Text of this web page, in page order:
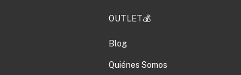
OUTLET💰
Blog
Quiénes Somos